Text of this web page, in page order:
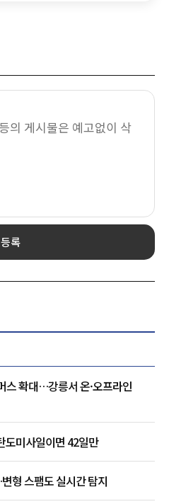
등록
스 확대…강릉서 온·오프라인
미사일이면 42일만
형 스팸도 실시간 탐지